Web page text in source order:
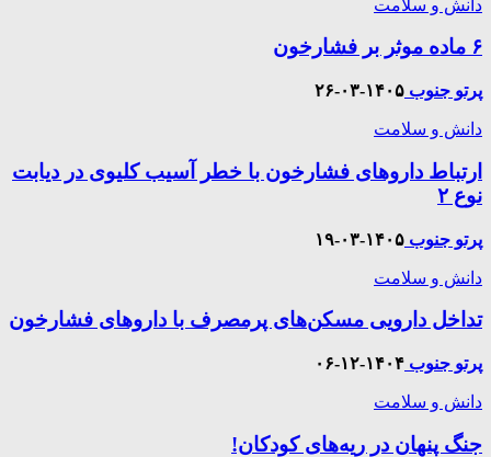
دانش و سلامت
۶ ماده موثر بر فشارخون
پرتو جنوب ۱۴۰۵-۰۳-۲۶
دانش و سلامت
ارتباط داروهای فشارخون با خطر آسیب کلیوی در دیابت
نوع ۲
پرتو جنوب ۱۴۰۵-۰۳-۱۹
دانش و سلامت
تداخل دارویی مسکن‌های پرمصرف با داروهای فشارخون
پرتو جنوب ۱۴۰۴-۱۲-۰۶
دانش و سلامت
جنگ پنهان در ریه‌های کودکان!